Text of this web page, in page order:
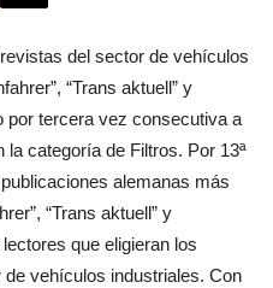
del sector de vehículos
“Trans aktuell” y
por tercera vez consecutiva a
categoría de Filtros. Por 13ª
alemanas más
“Trans aktuell” y
que eligieran los
vehículos industriales. Con